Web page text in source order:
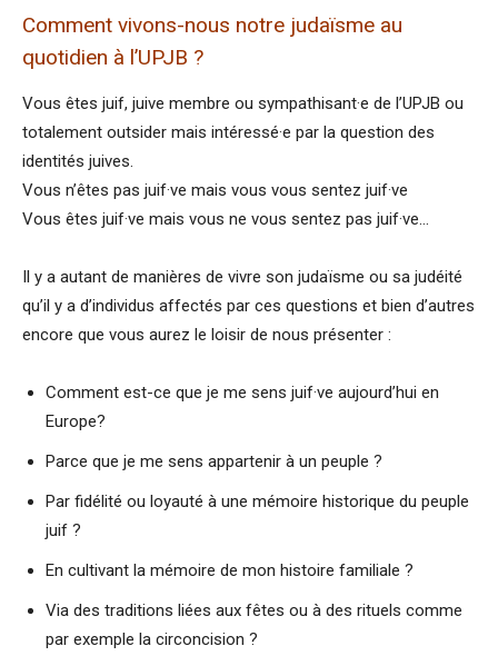
Comment vivons-nous notre judaïsme au
quotidien à l’UPJB ?
Vous êtes juif, juive membre ou sympathisant·e de l’UPJB ou
totalement outsider mais intéressé·e par la question des
identités juives.
Vous n’êtes pas juif·ve mais vous vous sentez juif·ve
Vous êtes juif·ve mais vous ne vous sentez pas juif·ve…
Il y a autant de manières de vivre son judaïsme ou sa judéité
qu’il y a d’individus affectés par ces questions et bien d’autres
encore que vous aurez le loisir de nous présenter :
Comment est-ce que je me sens juif·ve aujourd’hui en
Europe?
Parce que je me sens appartenir à un peuple ?
Par fidélité ou loyauté à une mémoire historique du peuple
juif ?
En cultivant la mémoire de mon histoire familiale ?
Via des traditions liées aux fêtes ou à des rituels comme
par exemple la circoncision ?